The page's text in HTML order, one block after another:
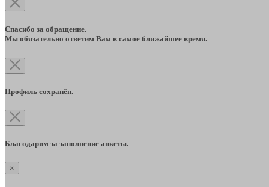
Спасибо за обращение.
Мы обязательно ответим Вам в самое ближайшее время.
Профиль сохранён.
Благодарим за заполнение анкеты.
×